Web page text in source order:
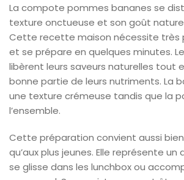
La compote pommes bananes se
texture onctueuse et son goût
Cette recette maison nécessite très
et se prépare en quelques minutes.
libèrent leurs saveurs naturelles tout
bonne partie de leurs nutriments. La
une texture crémeuse tandis que la
l’ensemble.
Cette préparation convient aussi
qu’aux plus jeunes. Elle représente un
se glisse dans les lunchbox ou